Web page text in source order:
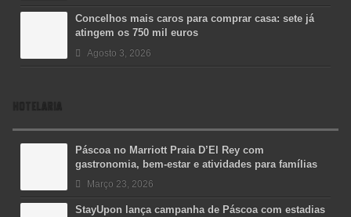
Concelhos mais caros para comprar casa: sete já
atingem os 750 mil euros
Agosto 3, 2026
HOTELARIA
Páscoa no Marriott Praia D’El Rey com
gastronomia, bem-estar e atividades para famílias
Março 23, 2026
StayUpon lança campanha de Páscoa com estadias